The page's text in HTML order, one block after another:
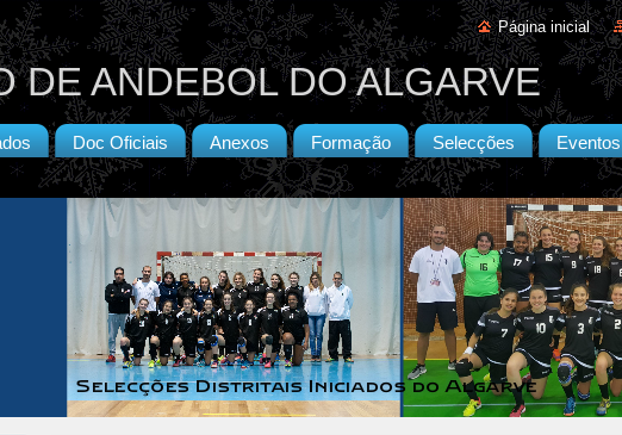
Página inicial
DE ANDEBOL DO ALGARVE
Doc Oficiais Anexos Formação Selecções Eventos